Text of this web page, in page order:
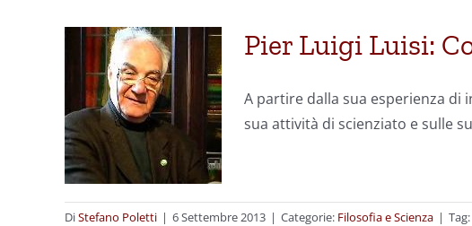
Pier Luigi Luisi:
A partire dalla sua esperienza di
sua attività di scienziato e sulle
DiStefano Poletti | 6 Settembre 2013 | Categorie: Filosofia e Scienza | Tag: